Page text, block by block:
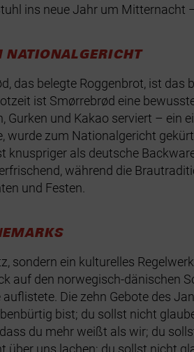
ins neue Jahr um Mitternacht
das belegte Roggenbrot, ist das
ist Smørrebrød eine
und Kakao serviert – ein
zum Nationalgericht
knuspriger als deutsche
während die
und Festen.
sondern ein kulturelles
auf den norwegisch-dänischen
Die zehn Gebote des
bist; du sollst nicht
du mehr weißt als wir; du
uns lachen; du sollst nicht